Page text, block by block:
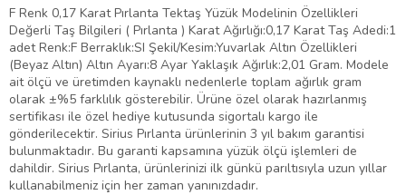
F Renk 0,17 Karat Pırlanta Tektaş Yüzük Modelinin Özellikleri
Değerli Taş Bilgileri ( Pırlanta ) Karat Ağırlığı:0,17 Karat Taş Adedi:1
adet Renk:F Berraklık:SI Şekil/Kesim:Yuvarlak Altın Özellikleri
(Beyaz Altın) Altın Ayarı:8 Ayar Yaklaşık Ağırlık:2,01 Gram. Modele
ait ölçü ve üretimden kaynaklı nedenlerle toplam ağırlık gram
olarak ±%5 farklılık gösterebilir. Ürüne özel olarak hazırlanmış
sertifikası ile özel hediye kutusunda sigortalı kargo ile
gönderilecektir. Sirius Pırlanta ürünlerinin 3 yıl bakım garantisi
bulunmaktadır. Bu garanti kapsamına yüzük ölçü işlemleri de
dahildir. Sirius Pırlanta, ürünlerinizi ilk günkü parıltısıyla uzun yıllar
kullanabilmeniz için her zaman yanınızdadır.